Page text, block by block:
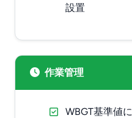
設置
作業管理
WBGT基準値